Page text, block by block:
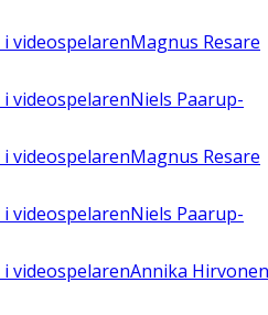
i videospelarenMagnus Resare
i videospelarenNiels Paarup-
i videospelarenMagnus Resare
i videospelarenNiels Paarup-
i videospelarenAnnika Hirvonen